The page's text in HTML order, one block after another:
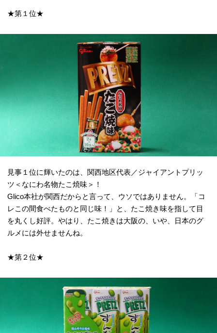
★第１位★
見事１位に輝いたのは、関西地区代表／ジャイアントプリッ
ツ＜なにわ名物たこ焼味＞！
Glico本社が関西だからと言って、ウソではありません。「コ
レこの間食べたものと同じ味！」と、たこ焼き味を指して目
を丸くし好評。やはり、たこ焼きは大阪の、いや、日本のグ
ルメには外せませんね。
★第２位★